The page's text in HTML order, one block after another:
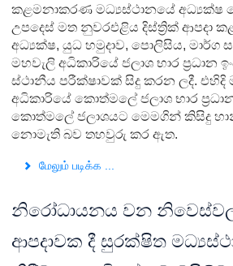
කළමනාකරණ මධ්‍යස්ථානයේ අධ්‍යක්ෂ
උපදෙස් මත නුවරඑළිය දිස්ත්‍රික් ආපදා
අධ්‍යක්ෂ, යුධ හමුදාව, පොලිසිය, මාර්ග
මහවැලි අධිකාරියේ ජලාශ භාර ප්‍රධාන
ස්ථානීය පරීක්ෂාවක් සිදු කරන ලදී. එහිදි
අධිකාරියේ කොත්මලේ ජලාශ භාර
කොත්මලේ ජලාශයට මෙමගින් කිසිදු
නොමැති බව තහවුරු කර ඇත.
மேலும் படிக்க ...
නිරෝධායනය වන
ආපදාවක දී සුරක්ෂිත